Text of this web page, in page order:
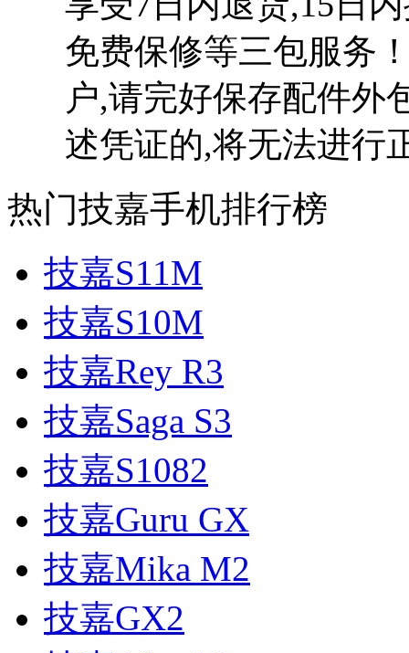
免费保修等三包服务
户,请完好保存配件外
述凭证的,将无法进行
热门技嘉手机排行榜
技嘉S11M
技嘉S10M
技嘉Rey R3
技嘉Saga S3
技嘉S1082
技嘉Guru GX
技嘉Mika M2
技嘉GX2